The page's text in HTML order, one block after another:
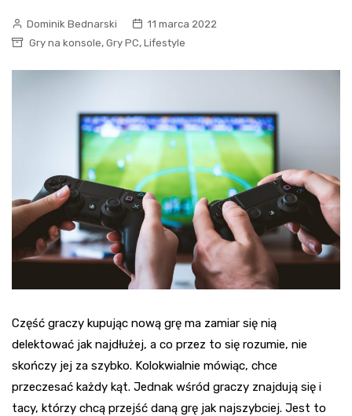
Dominik Bednarski
11 marca 2022
Gry na konsole, Gry PC, Lifestyle
Część graczy kupując nową grę ma zamiar się nią
delektować jak najdłużej, a co przez to się rozumie, nie
skończy jej za szybko. Kolokwialnie mówiąc, chce
przeczesać każdy kąt. Jednak wśród graczy znajdują się i
tacy, którzy chcą przejść daną grę jak najszybciej. Jest to